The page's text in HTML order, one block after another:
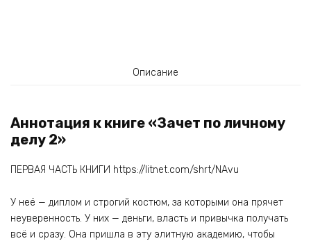
Описание
Аннотация к книге «Зачет по личному
делу 2»
ПЕРВАЯ ЧАСТЬ КНИГИ https://litnet.com/shrt/NAvu
У неё — диплом и строгий костюм, за которыми она прячет
неуверенность. У них — деньги, власть и привычка получать
всё и сразу. Она пришла в эту элитную академию, чтобы